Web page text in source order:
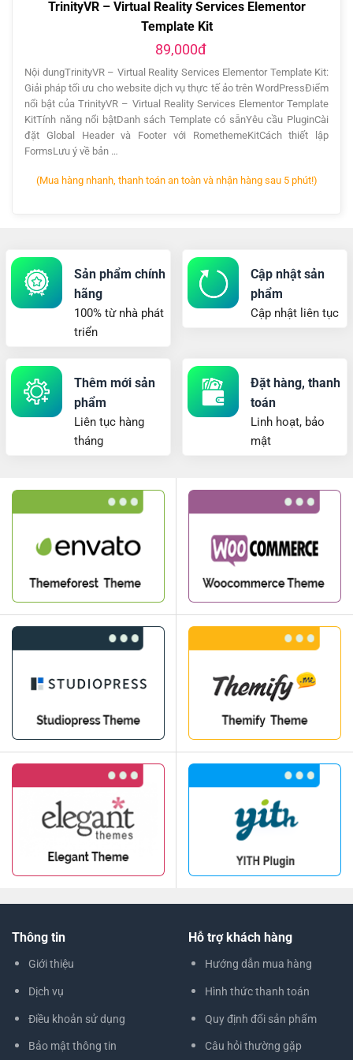
TrinityVR – Virtual Reality Services Elementor
Template Kit
89,000đ
Nội dungTrinityVR – Virtual Reality Services Elementor Template Kit:
Giải pháp tối ưu cho website dịch vụ thực tế ảo trên WordPressĐiểm
nổi bật của TrinityVR – Virtual Reality Services Elementor Template
KitTính năng nổi bậtDanh sách Template có sẵnYêu cầu PluginCài
đặt Global Header và Footer với RomethemeKitCách thiết lập
FormsLưu ý về bản …
(Mua hàng nhanh, thanh toán an toàn và nhận hàng sau 5 phút!)
Sản phẩm chính
hãng
100% từ nhà phát
triển
Cập nhật sản
phẩm
Cập nhật liên tục
Thêm mới sản
phẩm
Liên tục hàng
tháng
Đặt hàng, thanh
toán
Linh hoạt, bảo
mật
Thông tin
Giới thiệu
Dịch vụ
Điều khoản sử dụng
Bảo mật thông tin
Hỗ trợ khách hàng
Hướng dẫn mua hàng
Hình thức thanh toán
Quy định đổi sản phẩm
Câu hỏi thường gặp